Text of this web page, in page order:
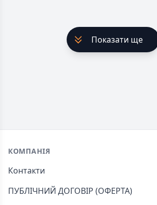
Показати ще
Footer
КОМПАНІЯ
Контакти
ПУБЛІЧНИЙ ДОГОВІР (ОФЕРТА)